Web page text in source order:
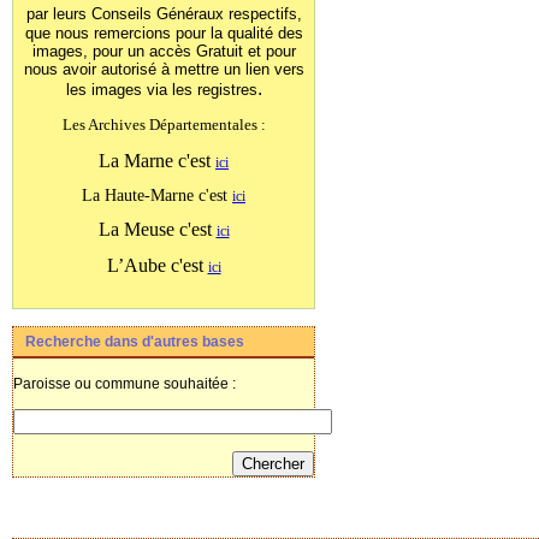
par leurs Conseils Généraux respectifs,
que nous remercions pour la qualité des
images, pour un accès Gratuit et pour
nous avoir autorisé à mettre un lien vers
les images via les registres.
Les Archives Départementales :
La Marne c'est ici
La Haute-Marne c'est ici
La Meuse c'est ici
L’Aube c'est ici
Recherche dans d'autres bases
Paroisse ou commune souhaitée :